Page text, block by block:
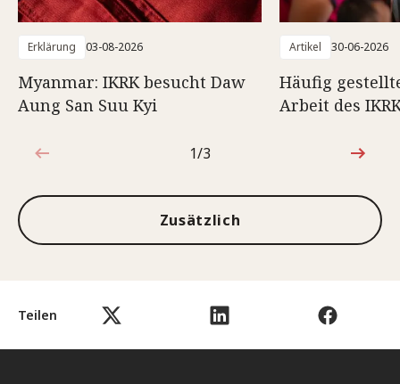
Teilen
Erklärung 03-08-2026
Myanmar: IKRK besucht Daw
Aung San Suu Kyi
Artikel 30-06-2026
Häufig
Arbeit des
1von3
1/3
Zusätzlich